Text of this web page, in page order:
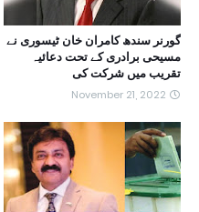
گورنر سندھ کامران خان ٹیسوری نے
مسیحی برادری کے تحت دعائیہ
تقریب میں شرکت کی
November 21, 2022